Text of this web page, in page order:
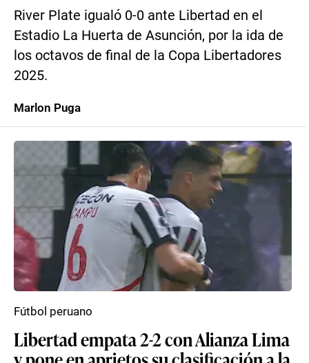
River Plate igualó 0-0 ante Libertad en el
Estadio La Huerta de Asunción, por la ida de
los octavos de final de la Copa Libertadores
2025.
Marlon Puga
Libertad empata 2-2 con Alianza Lima
Fútbol peruano